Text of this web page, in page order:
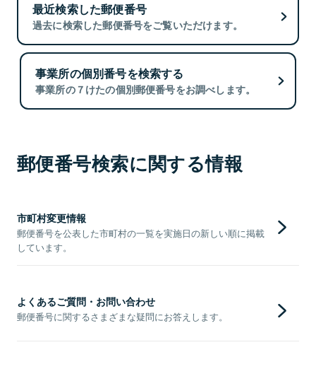
最近検索した郵便番号
過去に検索した郵便番号をご覧いただけます。
事業所の個別番号を検索する
事業所の７けたの個別郵便番号をお調べします。
郵便番号検索に関する情報
市町村変更情報
郵便番号を公表した市町村の一覧を実施日の新しい順に掲載
しています。
よくあるご質問・お問い合わせ
郵便番号に関するさまざまな疑問にお答えします。